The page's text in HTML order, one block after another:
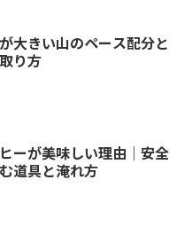
大きい山のペース配分と
り方
ーが美味しい理由｜安全
道具と淹れ方